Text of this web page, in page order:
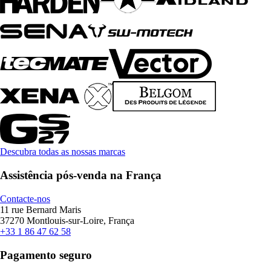
Descubra todas as nossas marcas
Assistência pós-venda na França
Contacte-nos
11 rue Bernard Maris
37270 Montlouis-sur-Loire, França
+33 1 86 47 62 58
Pagamento seguro